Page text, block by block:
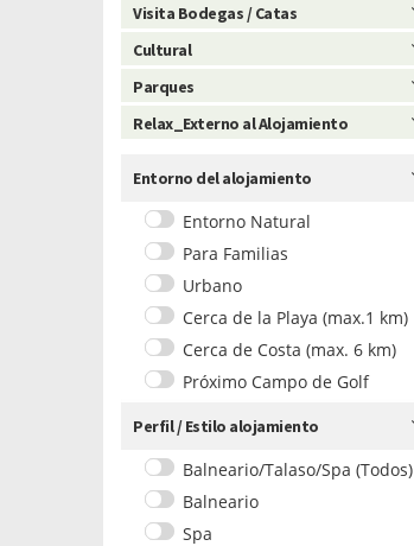
Visita Bodegas / Catas
Cultural
Parques
Relax_Externo al Alojamiento
Entorno del alojamiento
Entorno Natural
Para Familias
Urbano
Cerca de la Playa (max.1 km)
Cerca de Costa (max. 6 km)
Próximo Campo de Golf
Perfil / Estilo alojamiento
Balneario/Talaso/Spa (Todos)
Balneario
Spa